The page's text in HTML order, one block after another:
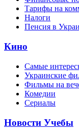
Тарифы на
Налоги
Пенсия в
Кино
Самые
Украинские
Фильмы на
Комедии
Сериалы
Новости Учебы